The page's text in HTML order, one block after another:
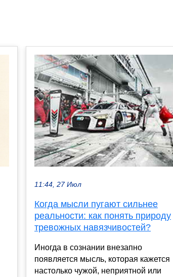
11:44, 27 Июл
Когда мысли пугают сильнее
реальности: как понять природу
тревожных навязчивостей?
Иногда в сознании внезапно
появляется мысль, которая кажется
настолько чужой, неприятной или